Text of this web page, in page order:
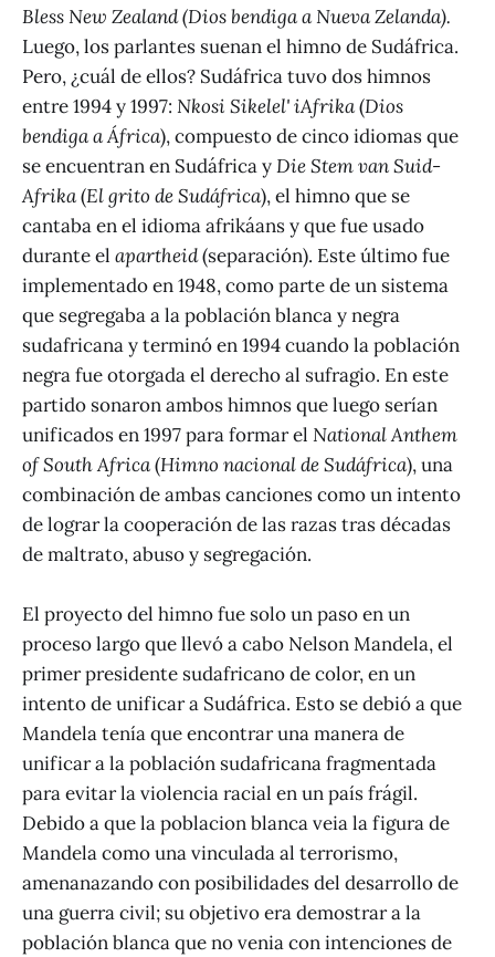
Bless New Zealand(Dios bendiga a Nueva Zelanda).
Luego, los parlantes suenan el himno de Sudáfrica.
Pero, ¿cuál de ellos? Sudáfrica tuvo dos himnos
entre 1994 y 1997: Nkosi Sikelel' iAfrika(Dios
bendiga a África), compuesto de cinco idiomas que
se encuentran en Sudáfrica yDie Stem van Suid-
Afrika(El grito de Sudáfrica), el himno que se
cantaba en el idioma afrikáans y que fue usado
durante el apartheid(separación). Este último fue
implementado en 1948, como parte de un sistema
que segregaba a la población blanca y negra
sudafricana y terminó en 1994 cuando la población
negra fue otorgada el derecho al sufragio. En este
partido sonaron ambos himnos que luego serían
unificados en 1997 para formar el National Anthem
of South Africa(Himno nacional de Sudáfrica), una
combinación de ambas canciones como un intento
de lograr la cooperación de las razas tras décadas
de maltrato, abuso y segregación.
El proyecto del himno fue solo un paso en un
proceso largo que llevó a cabo Nelson Mandela, el
primer presidente sudafricano de color, en un
intento de unificar a Sudáfrica. Esto se debió a que
Mandela tenía que encontrar una manera de
unificar a la población sudafricana fragmentada
para evitar la violencia racial en un país frágil.
Debido a que la poblacion blanca veia la figura de
Mandela como una vinculada al terrorismo,
amenanazando con posibilidades del desarrollo de
una guerra civil; su objetivo era demostrar a la
población blanca que no venia con intenciones de